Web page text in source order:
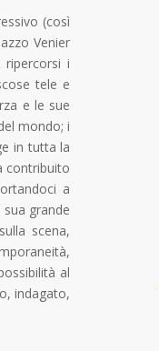
(così
Venier
ripercorsi i
tele e
e le sue
mondo; i
in tutta la
contribuito
a
grande
scena,
al
indagato,